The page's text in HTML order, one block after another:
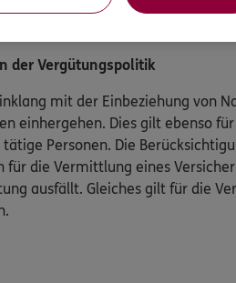
der Vergütungspolitik
mit der Einbeziehung von
einhergehen. Dies gilt ebenso
Personen. Die
für die Vermittlung eines
ausfällt. Gleiches gilt für die